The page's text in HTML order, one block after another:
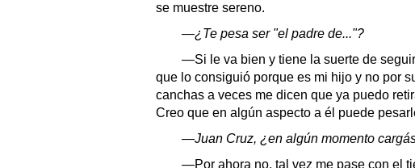
se muestre sereno.
—¿Te pesa ser "el padre de..."?
—Si le va bien y tiene la suerte de
que lo consiguió porque es mi hijo y no por
canchas a veces me dicen que ya puedo
Creo que en algún aspecto a él puede
—Juan Cruz, ¿en algún momento
—Por ahora no, tal vez me pase con el